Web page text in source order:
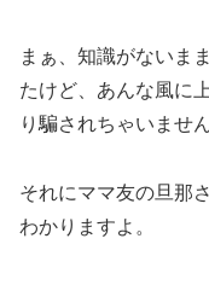
まぁ、知識がないま
たけど、あんな風に
り騙されちゃいませ
それにママ友の旦那
わかりますよ。